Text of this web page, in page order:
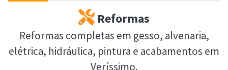
Reformas
Reformas completas em gesso, alvenaria,
elétrica, hidráulica, pintura e acabamentos em
Veríssimo.